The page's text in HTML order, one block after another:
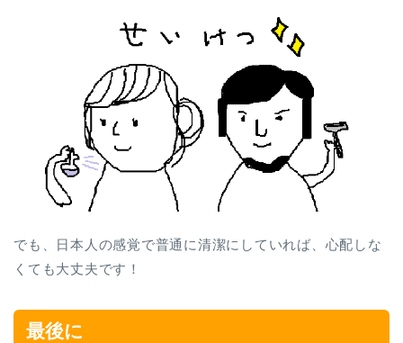
でも、日本人の感覚で普通に清潔にしていれば、心配しな
くても大丈夫です！
最後に